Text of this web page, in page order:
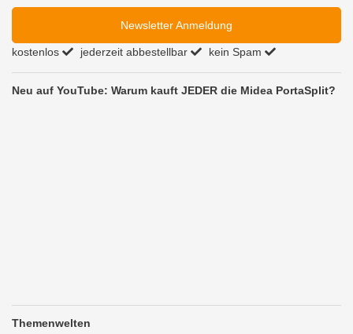
Newsletter Anmeldung
kostenlos jederzeit abbestellbar kein Spam
Neu auf YouTube: Warum kauft JEDER die Midea PortaSplit?
Themenwelten